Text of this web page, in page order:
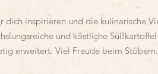
inspirieren und die kulinarische
und köstliche
erweitert. Viel Freude beim Stöbern.